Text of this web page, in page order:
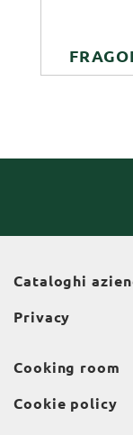
Cataloghi
Privacy
Cooking room
Cookie policy